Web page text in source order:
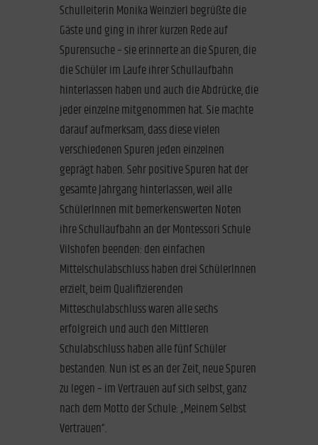
Schulleiterin Monika Weinzierl begrüßte die
Gäste und ging in ihrer kurzen Rede auf
Spurensuche – sie erinnerte an die Spuren, die
die Schüler im Laufe ihrer Schullaufbahn
hinterlassen haben und auch die Abdrücke, die
jeder einzelne mitgenommen hat. Sie machte
darauf aufmerksam, dass diese vielen
verschiedenen Spuren jeden einzelnen
geprägt haben. Sehr positive Spuren hat der
gesamte Jahrgang hinterlassen, weil alle
SchülerInnen mit bemerkenswerten Noten
ihre Schullaufbahn an der Montessori Schule
Vilshofen beenden: den einfachen
Mittelschulabschluss haben drei SchülerInnen
erzielt, beim Qualifizierenden
Mitteschulabschluss waren alle sechs
erfolgreich und auch den Mittleren
Schulabschluss haben alle fünf Schüler
bestanden. Nun ist es an der Zeit, neue Spuren
zu legen – im Vertrauen auf sich selbst, ganz
nach dem Motto der Schule: „Meinem Selbst
Vertrauen“.